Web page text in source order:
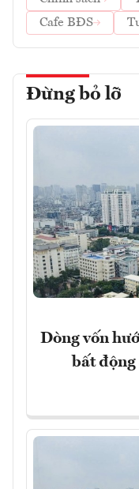
Cafe BĐS
Đừng bỏ lỡ
Dòng vốn
bất động